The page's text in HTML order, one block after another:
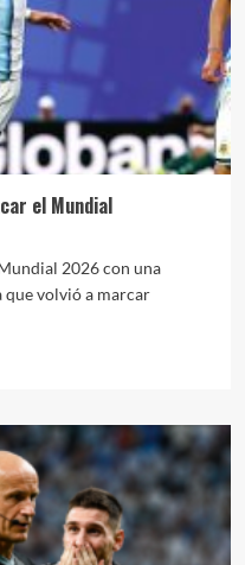
el Mundial
2026 con una
volvió a marcar